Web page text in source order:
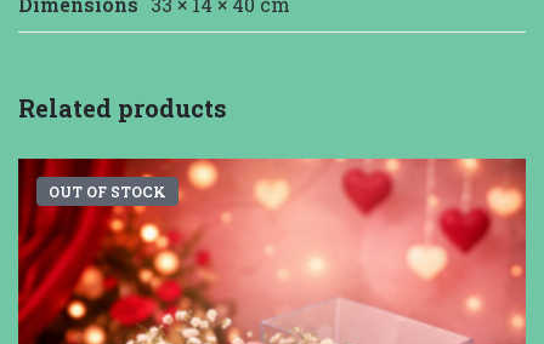
Related products
OUT OF STOCK